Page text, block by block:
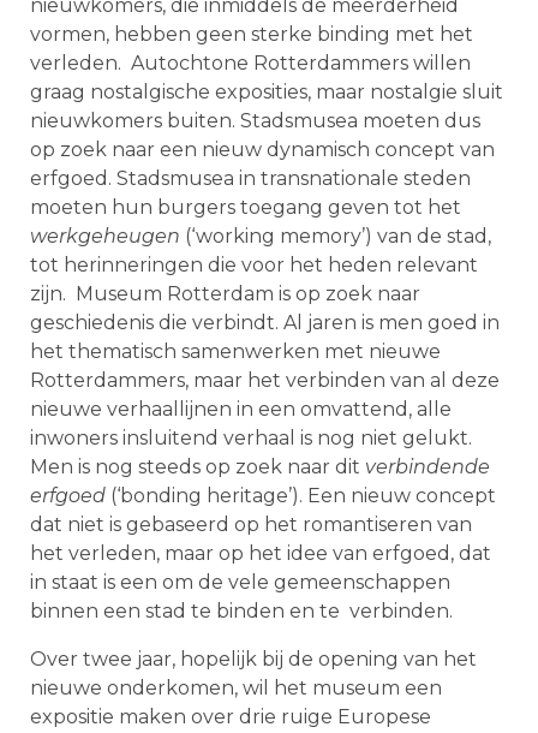
nieuwkomers, die inmiddels de meerderheid
vormen, hebben geen sterke binding met het
verleden. Autochtone Rotterdammers willen
graag nostalgische exposities, maar nostalgie sluit
nieuwkomers buiten. Stadsmusea moeten dus
op zoek naar een nieuw dynamisch concept van
erfgoed. Stadsmusea in transnationale steden
moeten hun burgers toegang geven tot het
werkgeheugen (‘working memory’) van de stad,
tot herinneringen die voor het heden relevant
zijn. Museum Rotterdam is op zoek naar
geschiedenis die verbindt. Al jaren is men goed in
het thematisch samenwerken met nieuwe
Rotterdammers, maar het verbinden van al deze
nieuwe verhaallijnen in een omvattend, alle
inwoners insluitend verhaal is nog niet gelukt.
Men is nog steeds op zoek naar dit verbindende
erfgoed (‘bonding heritage’). Een nieuw concept
dat niet is gebaseerd op het romantiseren van
het verleden, maar op het idee van erfgoed, dat
in staat is een om de vele gemeenschappen
binnen een stad te binden en te verbinden.
Over twee jaar, hopelijk bij de opening van het
nieuwe onderkomen, wil het museum een
expositie maken over drie ruige Europese